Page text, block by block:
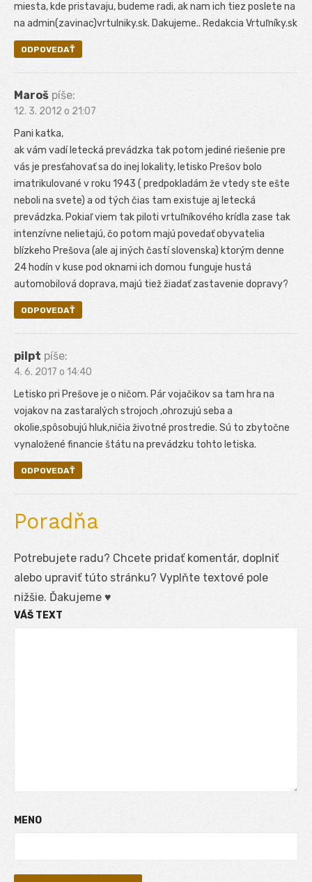
miesta, kde pristavaju, budeme radi, ak nam ich tiez poslete na
na admin(zavinac)vrtulniky.sk. Dakujeme.. Redakcia Vrtuľníky.sk
ODPOVEDAŤ
Maroš píše:
12. 3. 2012 o 21:07
Pani katka,
ak vám vadí letecká prevádzka tak potom jediné riešenie pre
vás je presťahovať sa do inej lokality, letisko Prešov bolo
imatrikulované v roku 1943 ( predpokladám že vtedy ste ešte
neboli na svete) a od tých čias tam existuje aj letecká
prevádzka. Pokiaľ viem tak piloti vrtuľníkového krídla zase tak
intenzívne nelietajú, čo potom majú povedať obyvatelia
blízkeho Prešova (ale aj iných častí slovenska) ktorým denne
24 hodín v kuse pod oknami ich domou funguje hustá
automobilová doprava, majú tiež žiadať zastavenie dopravy?
ODPOVEDAŤ
pilpt píše:
4. 6. 2017 o 14:40
Letisko pri Prešove je o ničom. Pár vojačikov sa tam hra na
vojakov na zastaralých strojoch ,ohrozujú seba a
okolie,spôsobujú hluk,ničia životné prostredie. Sú to zbytočne
vynaložené financie štátu na prevádzku tohto letiska.
ODPOVEDAŤ
Poradňa
Potrebujete radu? Chcete pridať komentár, doplniť
alebo upraviť túto stránku? Vyplňte textové pole
nižšie. Ďakujeme ♥
VÁŠ TEXT
MENO